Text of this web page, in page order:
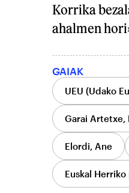
Korrika
ahalmen
GAIAK
UEU (Udako
Garai Artetxe,
Elordi, Ane
Euskal